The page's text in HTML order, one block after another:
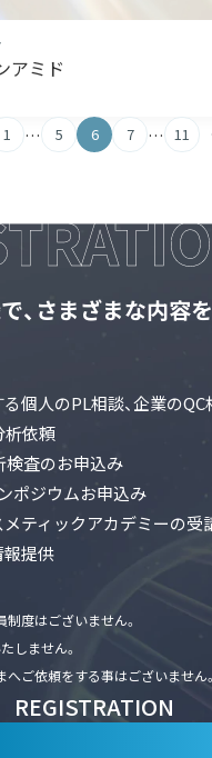
アミド
1 … 5 6 7 … 11
、さまざまな内容
個人のPL相談、企業のQC
析依頼
検査のお申込み
ポジウムお申込み
ティックアカデミーの受
報提供
度はございません。
しません。
ご依頼をする事はございません。
REGISTRATION